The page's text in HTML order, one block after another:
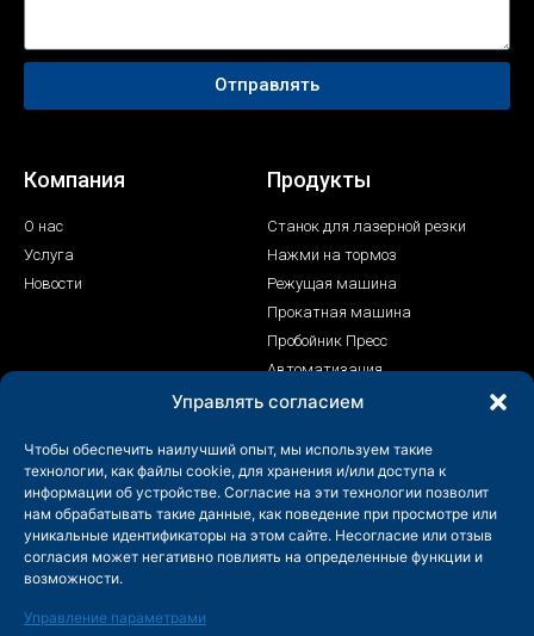
Управлять согласием
Чтобы обеспечить наилучший опыт, мы используем такие
технологии, как файлы cookie, для хранения и/или доступа к
информации об устройстве. Согласие на эти технологии позволит
нам обрабатывать такие данные, как поведение при просмотре или
уникальные идентификаторы на этом сайте. Несогласие или отзыв
согласия может негативно повлиять на определенные функции и
возможности.
Управление параметрами
Отправлять
Компания
О нас
Услуга
Новости
Продукты
Станок для лазерной резки
Нажми на тормоз
Режущая машина
Прокатная машина
Пробойник Пресс
Автоматизация
Лазерный сварочный аппарат
+86-158-9507-5134
info@shenchong.com
Tianshun Road, Промышленный парк Яншань, Уси,
Цзянсу, Китай 214156